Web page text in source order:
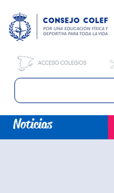
Noticias